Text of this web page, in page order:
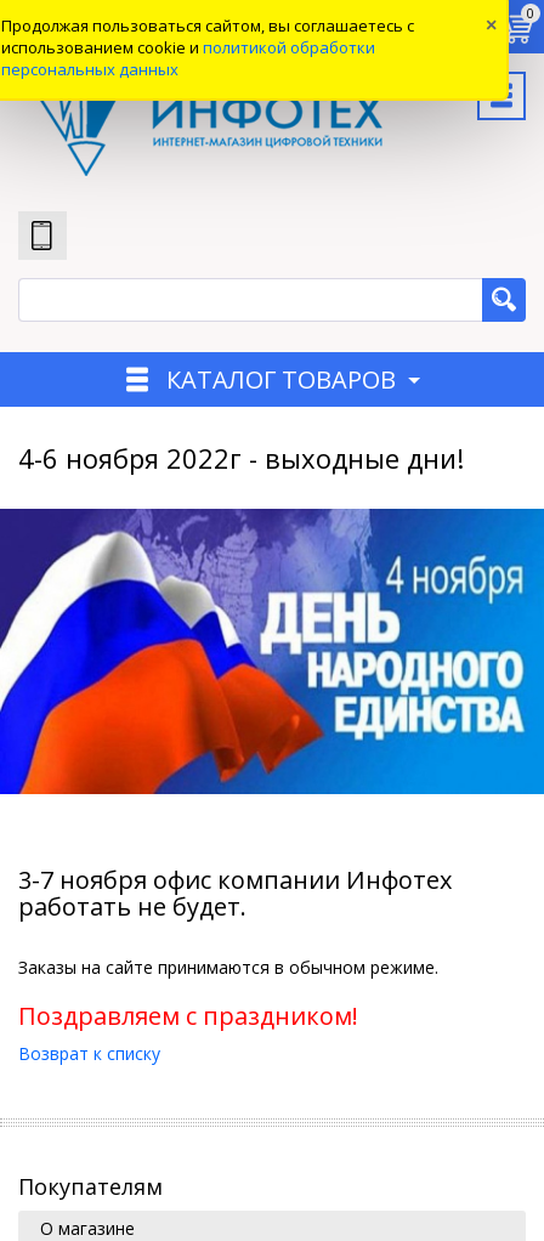
Продолжая пользоваться сайтом, вы соглашаетесь с
использованием cookie и политикой обработки
персональных данных
×
Вход
0
КАТАЛОГ ТОВАРОВ
4-6 ноября 2022г - выходные дни!
3-7 ноября офис компании Инфотех
работать не будет.
Заказы на сайте принимаются в обычном режиме.
Поздравляем c праздником!
Возврат к списку
Покупателям
О магазине